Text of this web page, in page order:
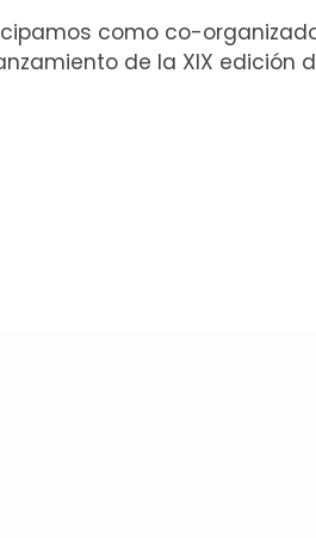
como co-
de la XIX edición